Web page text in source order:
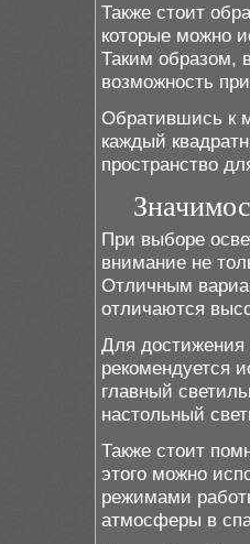
Также стоит
которые можно
Таким образом,
возможность
Обратившись к
каждый
пространство
При выборе
внимание не
Отличным
отличаются
Для достижения
рекомендуется
главный
настольный
Также стоит
этого можно
режимами
атмосферы в